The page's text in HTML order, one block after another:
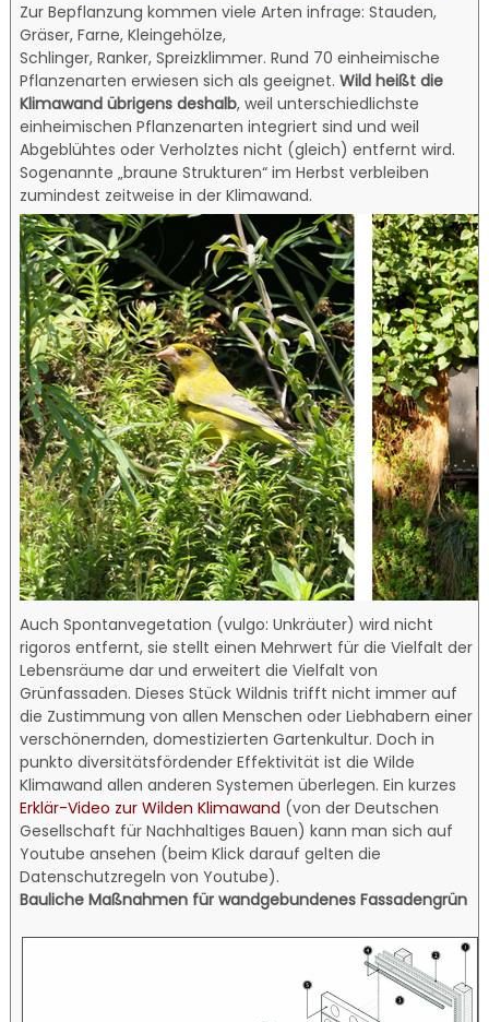
Zur Bepflanzung kommen viele Arten infrage: Stauden,
Gräser, Farne, Kleingehölze,
Schlinger, Ranker, Spreizklimmer. Rund 70 einheimische
Pflanzenarten erwiesen sich als geeignet.Wild heißt die
Klimawand übrigens deshalb, weil unterschiedlichste
einheimischen Pflanzenarten integriert sind und weil
Abgeblühtes oder Verholztes nicht (gleich) entfernt wird.
Sogenannte „braune Strukturen“ im Herbst verbleiben
zumindest zeitweise in der Klimawand.
Auch Spontanvegetation (vulgo: Unkräuter) wird nicht
rigoros entfernt, sie stellt einen Mehrwert für die Vielfalt der
Lebensräume dar und erweitert die Vielfalt von
Grünfassaden. Dieses Stück Wildnis trifft nicht immer auf
die Zustimmung von allen Menschen oder Liebhabern einer
verschönernden, domestizierten Gartenkultur. Doch in
punkto diversitätsfördender Effektivität ist die Wilde
Klimawand allen anderen Systemen überlegen. Ein kurzes
Erklär-Video zur Wilden Klimawand (von der Deutschen
Gesellschaft für Nachhaltiges Bauen) kann man sich auf
Youtube ansehen (beim Klick darauf gelten die
Datenschutzregeln von Youtube).
Bauliche Maßnahmen für wandgebundenes Fassadengrün